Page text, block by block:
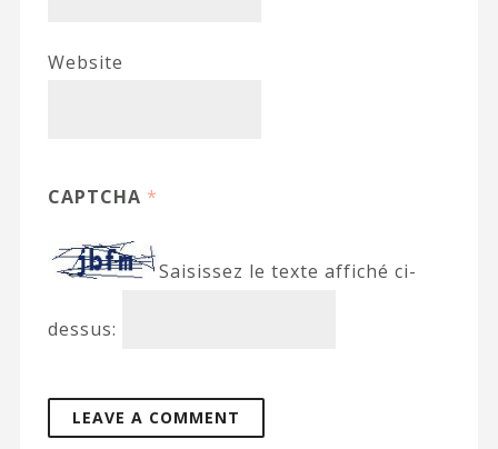
Website
CAPTCHA *
Saisissez le texte affiché ci-
dessus: